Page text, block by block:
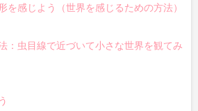
を感じよう（世界を感じるための方法）
：虫目線で近づいて小さな世界を観てみ